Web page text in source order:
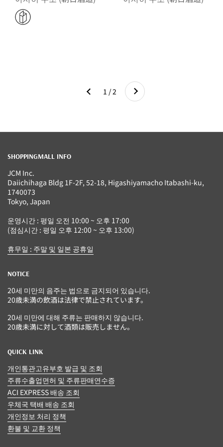
이전 1 / 2 다음
SHOPPINGMALL INFO
JCM Inc.
Daiichihaga Bldg 1F-2F, 52-18, Higashiyamacho Itabashi-ku,
1740073
Tokyo, Japan
운영시간 : 평일 오전 10:00 ~ 오후 17:00
(점심시간 : 평일 오후 12:00 ~ 오후 13:00)
휴무일 : 주말 및 일본 공휴일
NOTICE
20세 미만의 음주는 법으로 금지되어 있습니다.
20歳未満の飲酒は法律で禁止されています。
20세 미만에 대해 주류는 판매하지 않습니다.
20歳未満に対して酒類は販売しません。
QUICK LINK
개인통관고유부호 발급 및 조회
주류수출업면허 및 주류판매연수증
ACI EXPRESS 배송 조회
우체국 택배 배송 조회
개인정보 처리 정책
환불 및 교환 정책